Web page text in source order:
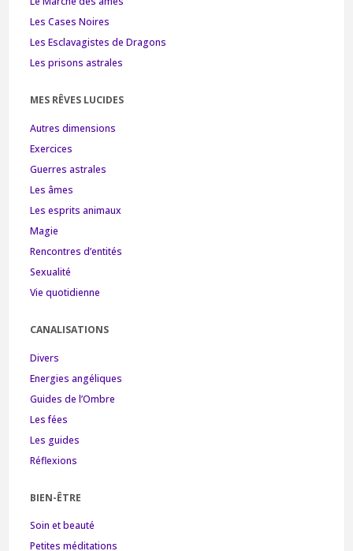
Les Cases Noires
Les Esclavagistes de Dragons
Les prisons astrales
MES RÊVES LUCIDES
Autres dimensions
Exercices
Guerres astrales
Les âmes
Les esprits animaux
Magie
Rencontres d’entités
Sexualité
Vie quotidienne
CANALISATIONS
Divers
Energies angéliques
Guides de l’Ombre
Les fées
Les guides
Réflexions
BIEN-ÊTRE
Soin et beauté
Petites méditations